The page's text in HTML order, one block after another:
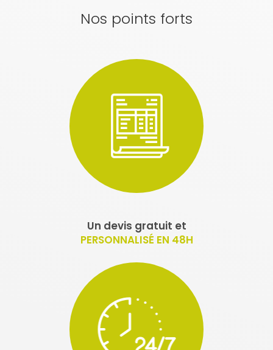
Nos points forts
Un devis gratuit et
PERSONNALISÉ EN 48H